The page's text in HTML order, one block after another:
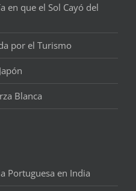
en que el Sol Cayó del
por el Turismo
Blanca
Portuguesa en India